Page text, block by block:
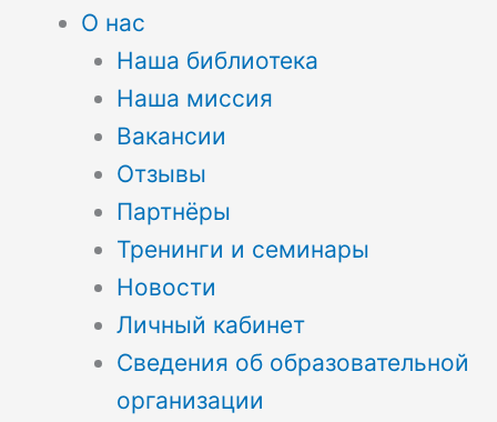
О нас
Наша библиотека
Наша миссия
Вакансии
Отзывы
Партнёры
Тренинги и семинары
Новости
Личный кабинет
Сведения об образовательной
организации